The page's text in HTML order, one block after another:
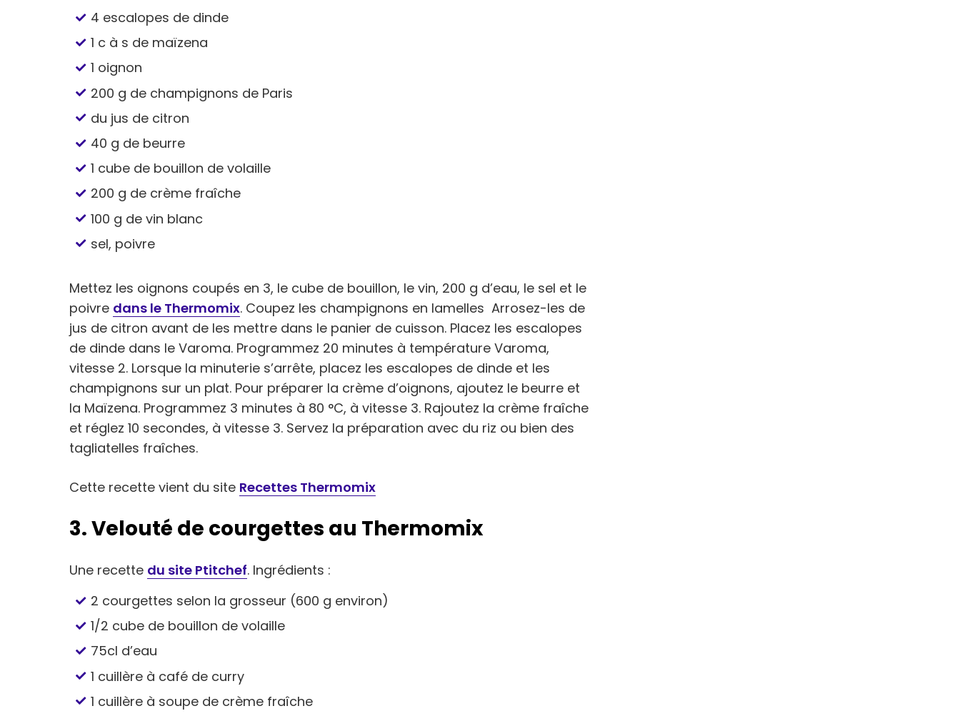
4 escalopes de dinde
1 c à s de maïzena
1 oignon
200 g de champignons de Paris
du jus de citron
40 g de beurre
1 cube de bouillon de volaille
200 g de crème fraîche
100 g de vin blanc
sel, poivre
Mettez les oignons coupés en 3, le cube de bouillon, le vin, 200 g d’eau, le sel et le
poivre dans le Thermomix. Coupez les champignons en lamelles Arrosez-les de
jus de citron avant de les mettre dans le panier de cuisson. Placez les escalopes
de dinde dans le Varoma. Programmez 20 minutes à température Varoma,
vitesse 2. Lorsque la minuterie s’arrête, placez les escalopes de dinde et les
champignons sur un plat. Pour préparer la crème d’oignons, ajoutez le beurre et
la Maïzena. Programmez 3 minutes à 80 °C, à vitesse 3. Rajoutez la crème fraîche
et réglez 10 secondes, à vitesse 3. Servez la préparation avec du riz ou bien des
tagliatelles fraîches.
Cette recette vient du site Recettes Thermomix
3. Velouté de courgettes au Thermomix
Une recette du site Ptitchef. Ingrédients :
2 courgettes selon la grosseur (600 g environ)
1/2 cube de bouillon de volaille
75cl d’eau
1 cuillère à café de curry
1 cuillère à soupe de crème fraîche